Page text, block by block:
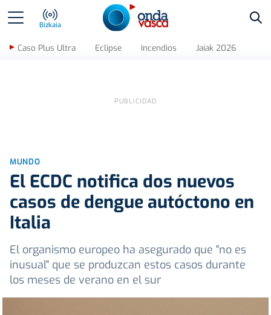
Bizkaia
Caso Plus Ultra Eclipse Incendios Jaiak 2026
MUNDO
El ECDC notifica dos nuevos
casos de dengue autóctono en
Italia
El organismo europeo ha asegurado que "no es
inusual" que se produzcan estos casos durante
los meses de verano en el sur